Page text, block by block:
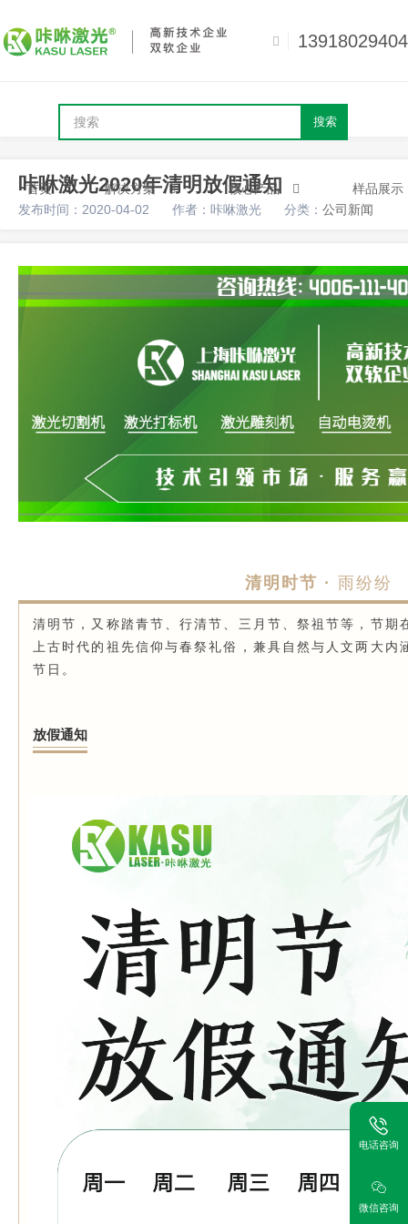
13918029404
搜索
首页 解决方案 核心产品 样品展示
咔咻激光2020年清明放假通知
发布时间：2020-04-02 作者：咔咻激光 分类： 公司新闻
清明时节 · 雨纷纷
清明节，又称踏青节、行清节、三月节、祭祖节等，节期
上古时代的祖先信仰与春祭礼俗，兼具自然与人文两大
节日。
放假通知
电话咨询
微信咨询